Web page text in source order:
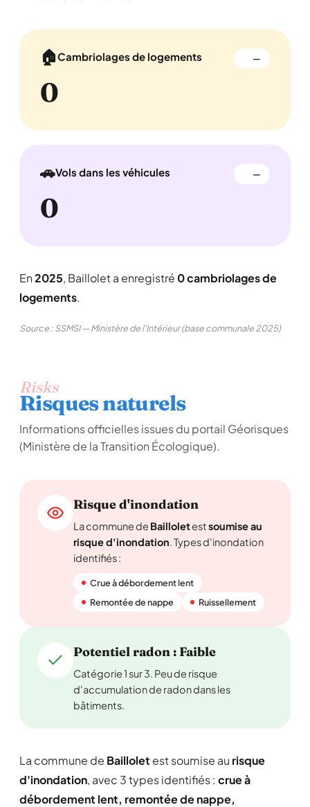
🏠Cambriolages de logements —
0
🚗Vols dans les véhicules —
0
En2025, Baillolet a enregistré 0 cambriolages de
logements.
Source : SSMSI — Ministère de l'Intérieur (base communale 2025)
Risks
Risques naturels
Informations officielles issues du portail Géorisques
(Ministère de la Transition Écologique).
Risque d'inondation
La commune de Bailloletestsoumise au
risque d'inondation. Types d'inondation
identifiés :
Crue à débordement lent
Remontée de nappe
Ruissellement
Potentiel radon : Faible
Catégorie 1 sur 3. Peu de risque
d'accumulation de radon dans les
bâtiments.
La commune de Baillolet est soumise au risque
d'inondation, avec 3 types identifiés : crue à
débordement lent, remontée de nappe,